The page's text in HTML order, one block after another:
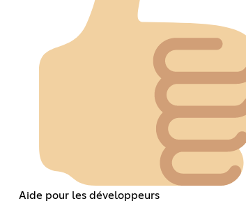
Aide pour les développeurs